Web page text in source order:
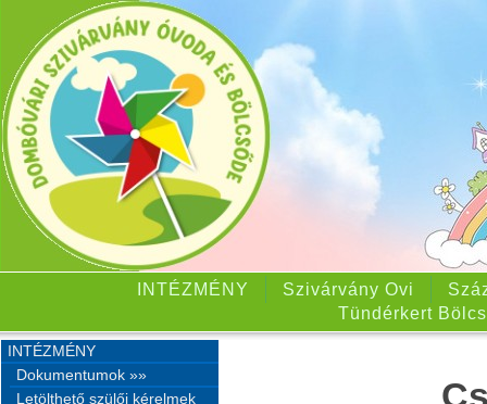
INTÉZMÉNY Szivárvány Ovi
Tündérkert
INTÉZMÉNY
Dokumentumok »»
Letölthető szülői kérelmek